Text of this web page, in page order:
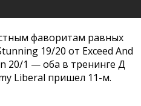
фаворитам равных
19/20 от Exceed And
20/1 — оба в тренинге Д
Liberal пришел 11-м.